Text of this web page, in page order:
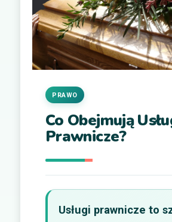
Co Obejmują
Prawnicze?
PRAWO
Usługi prawnicze to